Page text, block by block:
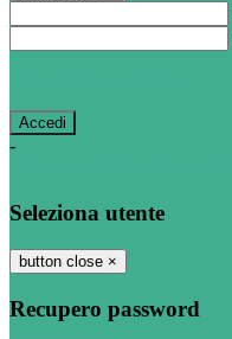
-
Seleziona utente
button close ×
Recupero password